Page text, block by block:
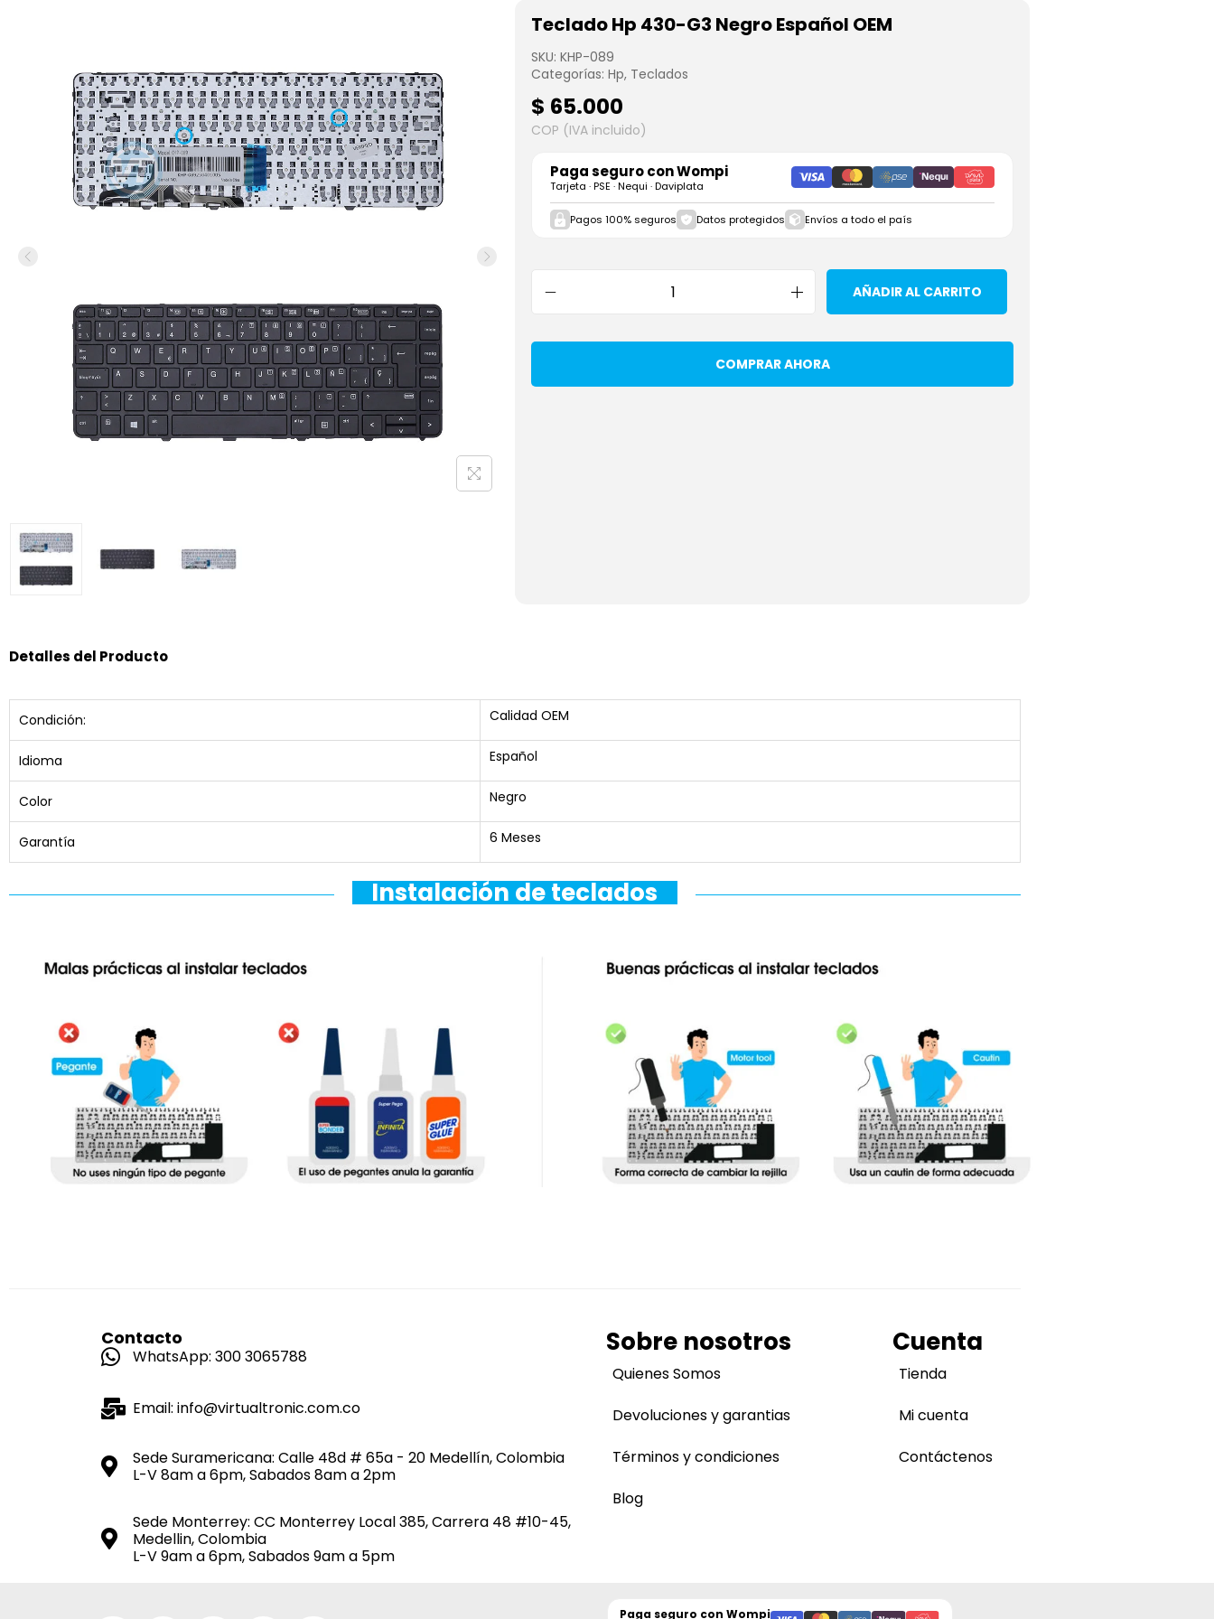
Teclado Hp 430-G3 Negro Español OEM
SKU: KHP-089
Categorías: Hp, Teclados
$ 65.000
COP (IVA incluido)
Paga seguro conWompi
Tarjeta · PSE · Nequi · Daviplata
Pagos 100% seguros Datos protegidos Envíos a todo el país
AÑADIR AL CARRITO
COMPRAR AHORA
Detalles del Producto
Condición: Calidad OEM
Idioma Español
Color Negro
Garantía 6 Meses
Instalación de teclados
Contacto
WhatsApp: 300 3065788
Email: info@virtualtronic.com.co
Sede Suramericana: Calle 48d # 65a - 20 Medellín, Colombia
L-V 8am a 6pm, Sabados 8am a 2pm
Sede Monterrey: CC Monterrey Local 385, Carrera 48 #10-45,
Medellin, Colombia
L-V 9am a 6pm, Sabados 9am a 5pm
Sobre nosotros
Quienes Somos
Devoluciones y garantias
Términos y condiciones
Blog
Cuenta
Tienda
Mi cuenta
Contáctenos
Paga seguro con Wompi